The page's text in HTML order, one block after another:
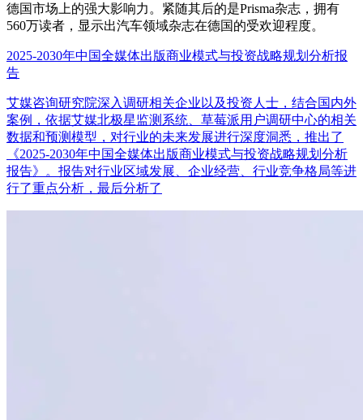
德国市场上的强大影响力。紧随其后的是Prisma杂志，拥有
560万读者，显示出汽车领域杂志在德国的受欢迎程度。
2025-2030年中国全媒体出版商业模式与投资战略规划分析报
告
艾媒咨询研究院深入调研相关企业以及投资人士，结合国内外
案例，依据艾媒北极星监测系统、草莓派用户调研中心的相关
数据和预测模型，对行业的未来发展进行深度洞悉，推出了
《2025-2030年中国全媒体出版商业模式与投资战略规划分析
报告》。报告对行业区域发展、企业经营、行业竞争格局等进
行了重点分析，最后分析了